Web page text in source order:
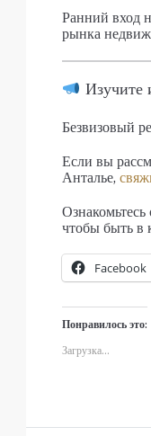
Ранний вход
рынка
Изучите
Безвизовый
Если вы
Анталье,
чтобы быть в
Facebook
Понравилось это:
Загрузка...